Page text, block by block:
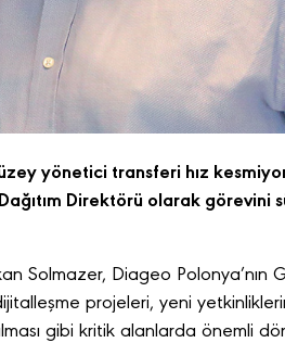
yönetici transferi hız
Direktörü olarak görevini
Solmazer, Diageo
projeleri, yeni
gibi kritik alanlarda önemli